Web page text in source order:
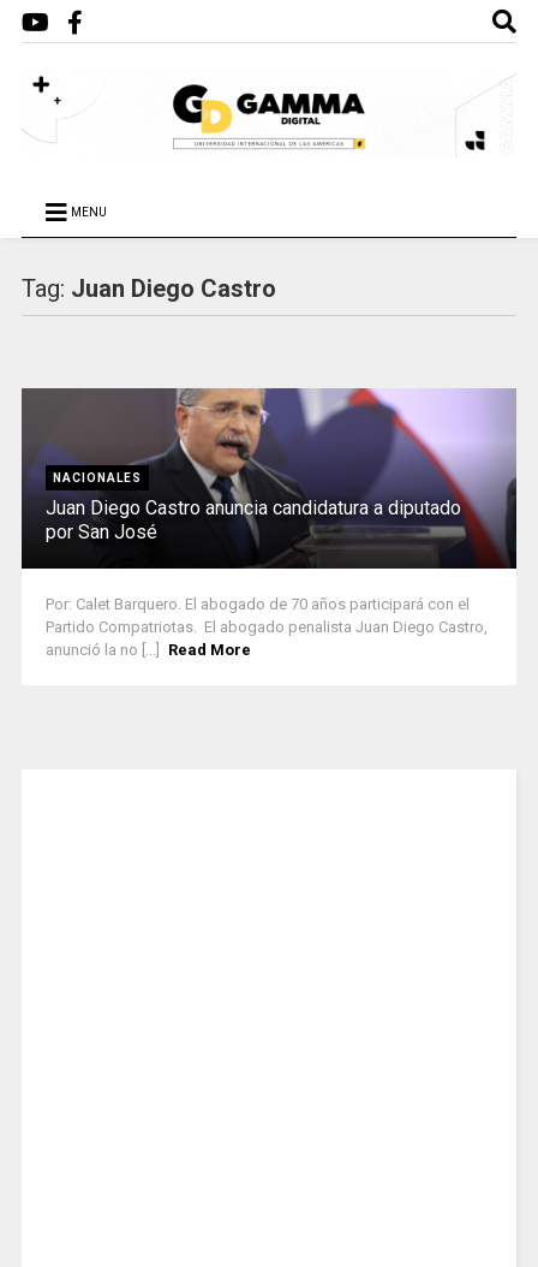
MENU
Tag: Juan Diego Castro
NACIONALES
Juan Diego Castro anuncia candidatura a diputado
por San José
Por: Calet Barquero. El abogado de 70 años participará con el
Partido Compatriotas. El abogado penalista Juan Diego Castro,
anunció la no [...]
Read More